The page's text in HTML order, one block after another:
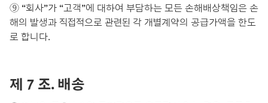
⑨ “회사”가 “고객”에 대하여 부담하는 모든 손해배상책임은 손
해의 발생과 직접적으로 관련된 각 개별계약의 공급가액을 한도
로 합니다.
제 7 조. 배송